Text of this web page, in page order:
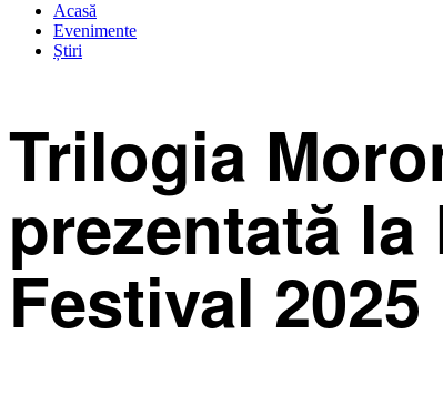
Acasă
Evenimente
Știri
Trilogia
prezentată
Festival 2025